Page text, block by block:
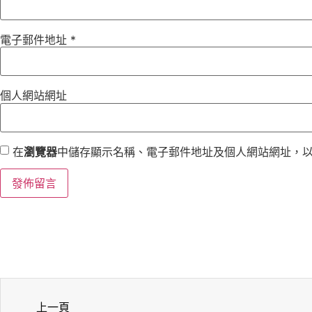
電子郵件地址 *
個人網站網址
在瀏覽器中儲存顯示名稱、電子郵件地址及個人網站網址，
上一頁